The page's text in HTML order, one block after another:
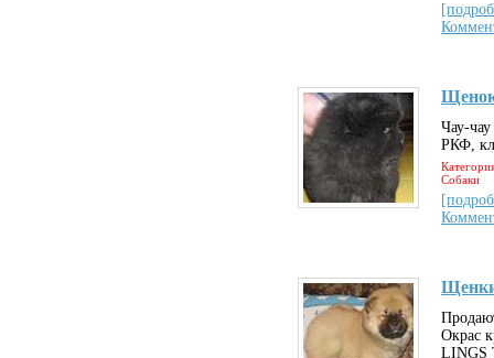
Чау-
РКФ,
Собаки
Окрас
LINGS